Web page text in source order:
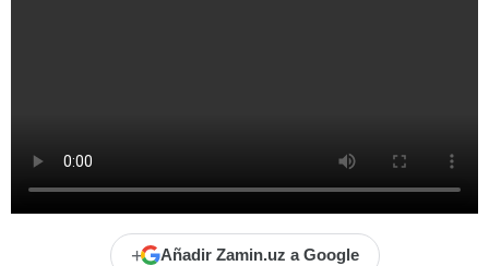
+ Añadir Zamin.uz a Google